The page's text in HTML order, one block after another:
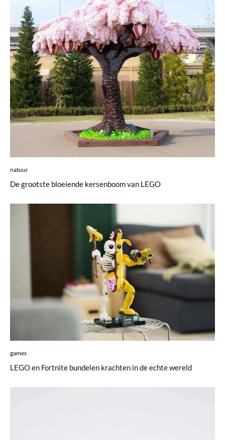
natuur
De grootste bloeiende kersenboom van LEGO
games
LEGO en Fortnite bundelen krachten in de echte wereld